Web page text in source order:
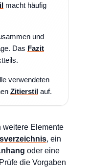
macht häufig
und
Das Fazit
verwendeten
Zitierstil auf.
weitere Elemente
, ein
oder eine
die Vorgaben